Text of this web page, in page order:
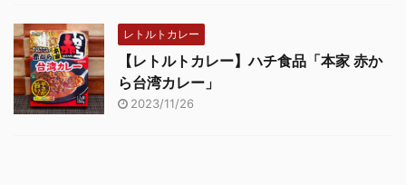
レトルトカレー
【レトルトカレー】ハチ食品「本家 赤か
ら台湾カレー」
2023/11/26